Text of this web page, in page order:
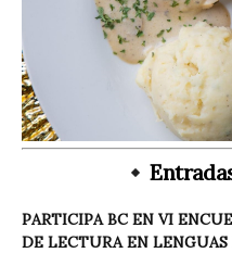
PARTICIPA BC EN VI
DE LECTURA EN LENGUAS